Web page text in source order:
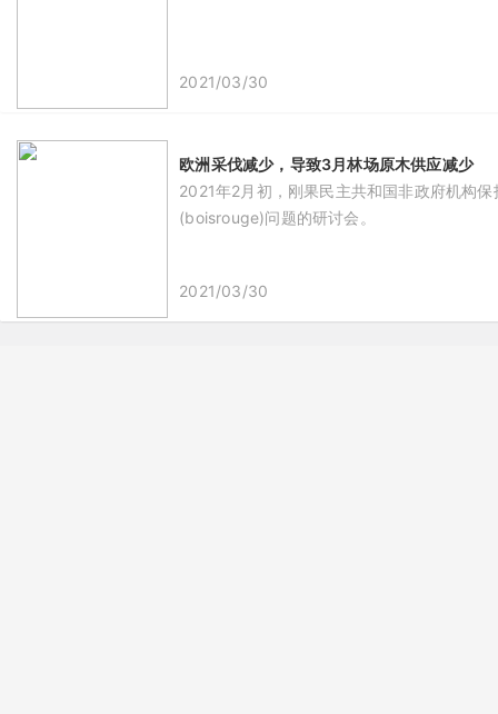
2021/03/30
欧洲采伐减少，导致3月林场原木供应减少
2021年2月初，刚果民主共和国非政府机构
(boisrouge)问题的研讨会。
2021/03/30